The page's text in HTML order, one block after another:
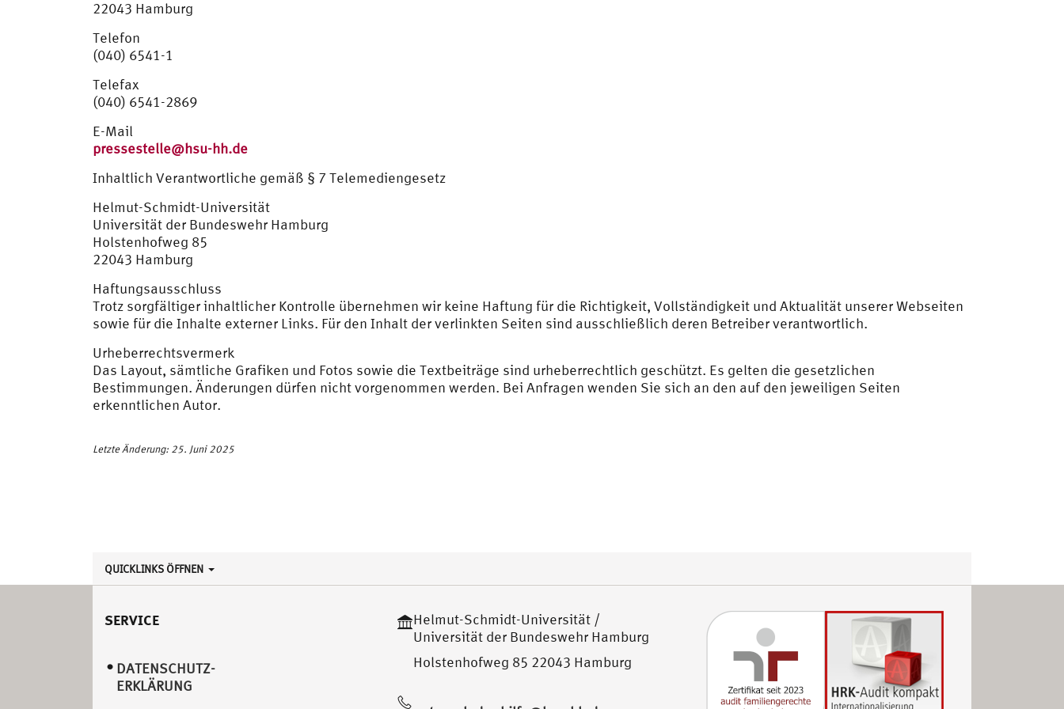
22043 Hamburg
Telefon
(040) 6541-1
Telefax
(040) 6541-2869
E-Mail
pressestelle@hsu-hh.de
Inhaltlich Verantwortliche gemäß § 7 Telemediengesetz
Helmut-Schmidt-Universität
Universität der Bundeswehr Hamburg
Holstenhofweg 85
22043 Hamburg
Haftungsausschluss
Trotz sorgfältiger inhaltlicher Kontrolle übernehmen wir keine Haftung für die Richtigkeit, Vollständigkeit und Aktualität unserer Webseiten
sowie für die Inhalte externer Links. Für den Inhalt der verlinkten Seiten sind ausschließlich deren Betreiber verantwortlich.
Urheberrechtsvermerk
Das Layout, sämtliche Grafiken und Fotos sowie die Textbeiträge sind urheberrechtlich geschützt. Es gelten die gesetzlichen
Bestimmungen. Änderungen dürfen nicht vorgenommen werden. Bei Anfragen wenden Sie sich an den auf den jeweiligen Seiten
erkenntlichen Autor.
Letzte Änderung: 25. Juni 2025
QUICKLINKS ÖFFNEN
SERVICE
DATENSCHUTZ­
ERKLÄRUNG
Helmut-Schmidt-Universität /
Universität der Bundeswehr Hamburg
Holstenhofweg 85 22043 Hamburg